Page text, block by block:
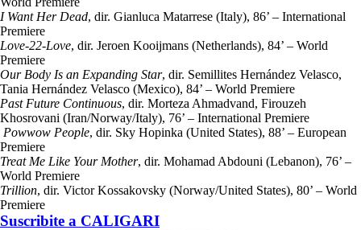
I Want Her Dead, dir. Gianluca Matarrese (Italy), 86’ – International
Premiere
Love-22-Love, dir. Jeroen Kooijmans (Netherlands), 84’ – World
Premiere
Our Body Is an Expanding Star, dir. Semillites Hernández Velasco,
Tania Hernández Velasco (Mexico), 84’ – World Premiere
Past Future Continuous, dir. Morteza Ahmadvand, Firouzeh
Khosrovani (Iran/Norway/Italy), 76’ – International Premiere
Powwow People, dir. Sky Hopinka (United States), 88’ – European
Premiere
Treat Me Like Your Mother, dir. Mohamad Abdouni (Lebanon), 76’ –
World Premiere
Trillion, dir. Victor Kossakovsky (Norway/United States), 80’ – World
Premiere
Suscribite a CALIGARI